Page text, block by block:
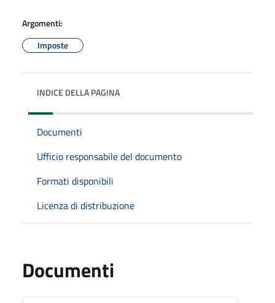
Argomenti:
Imposte
INDICE DELLA PAGINA
Documenti
Ufficio responsabile del documento
Formati disponibili
Licenza di distribuzione
Documenti